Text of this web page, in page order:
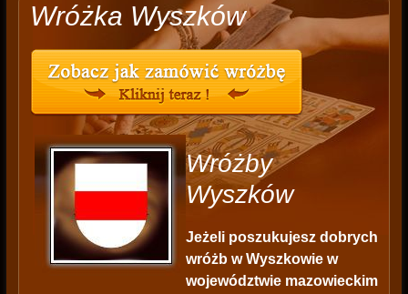
Wróżka Wyszków
Wróżby
Wyszków
Jeżeli poszukujesz dobrych
wróżb w Wyszkowie w
województwie mazowieckim